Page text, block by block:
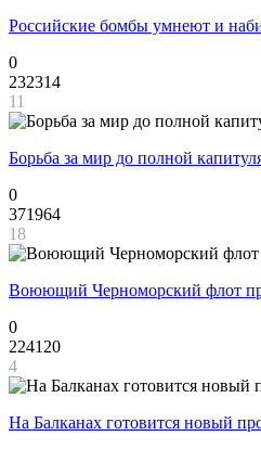
Российские бомбы умнеют и
0
232314
11
Борьба за мир до полной
0
371964
18
Воюющий Черноморский флот
0
224120
4
На Балканах готовится новый